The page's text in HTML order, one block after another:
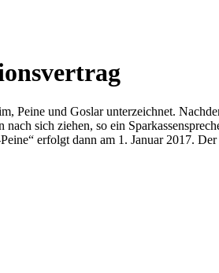
Peine und Goslar unterzeichnet.
sich ziehen, so ein
erfolgt dann am 1. Januar 2017.